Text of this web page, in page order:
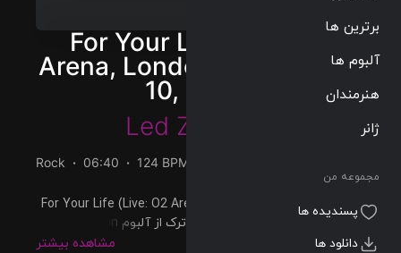
برترین ها
آلبوم ها
هنرمندان
ژانر
مجموعه من
پسندیده ها
دانلود ها
For Your Life (Live: O2
Arena, London – December
10, 2007)
Led Zeppelin
Rock 06:40 124 BPM
پخش و دانلود آهنگ For Your Life (Live: O2 Arena, London
– December 10, 2007)، پنجمین ترک از آلبوم Celebration
Day که توسط Led Zeppelin اجرا شده است را میتوانید با دو
مشاهده بیشتر